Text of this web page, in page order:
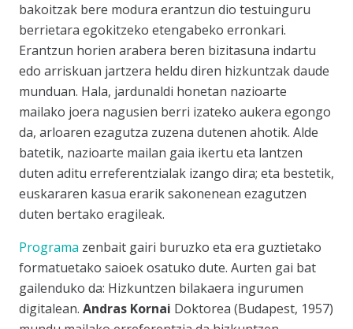
bakoitzak bere modura erantzun dio testuinguru
berrietara egokitzeko etengabeko erronkari.
Erantzun horien arabera beren bizitasuna indartu
edo arriskuan jartzera heldu diren hizkuntzak daude
munduan. Hala, jardunaldi honetan nazioarte
mailako joera nagusien berri izateko aukera egongo
da, arloaren ezagutza zuzena dutenen ahotik. Alde
batetik, nazioarte mailan gaia ikertu eta lantzen
duten aditu erreferentzialak izango dira; eta bestetik,
euskararen kasua erarik sakonenean ezagutzen
duten bertako eragileak.
Programa zenbait gairi buruzko eta era guztietako
formatuetako saioek osatuko dute. Aurten gai bat
gailenduko da: Hizkuntzen bilakaera ingurumen
digitalean. Andras Kornai Doktorea (Budapest, 1957)